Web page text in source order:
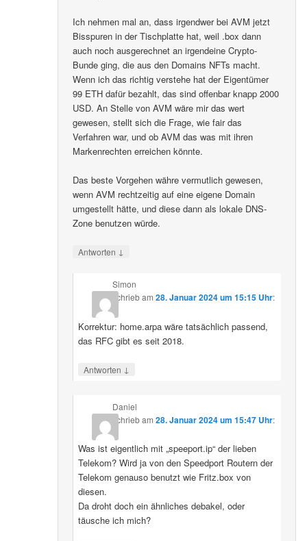
Ich nehmen mal an, dass irgendwer bei AVM jetzt
Bisspuren in der Tischplatte hat, weil .box dann
auch noch ausgerechnet an irgendeine Crypto-
Bunde ging, die aus den Domains NFTs macht.
Wenn ich das richtig verstehe hat der Eigentümer
99 ETH dafür bezahlt, das sind offenbar knapp 2000
USD. An Stelle von AVM wäre mir das wert
gewesen, stellt sich die Frage, wie fair das
Verfahren war, und ob AVM das was mit ihren
Markenrechten erreichen könnte.
Das beste Vorgehen währe vermutlich gewesen,
wenn AVM rechtzeitig auf eine eigene Domain
umgestellt hätte, und diese dann als lokale DNS-
Zone benutzen würde.
Antworten ↓
Simon
schriebam 28. Januar 2024 um 15:15 Uhr:
Korrektur: home.arpa wäre tatsächlich passend,
das RFC gibt es seit 2018.
Antworten ↓
Daniel
schriebam 28. Januar 2024 um 15:47 Uhr:
Was ist eigentlich mit „speeport.ip“ der lieben
Telekom? Wird ja von den Speedport Routern der
Telekom genauso benutzt wie Fritz.box von
diesen.
Da droht doch ein ähnliches debakel, oder
täusche ich mich?